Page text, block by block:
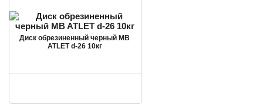
Диск обрезиненный черный MB
ATLET d-26 10кг